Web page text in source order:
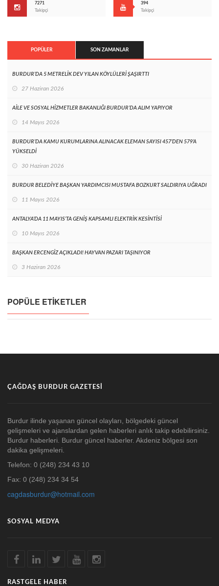
7271
Takipçi
394
Takipçi
POPÜLER SON ZAMANLAR
BURDUR’DA 5 METRELİK DEV YILAN KÖYLÜLERİ ŞAŞIRTTI
27 Haziran 2026
AİLE VE SOSYAL HİZMETLER BAKANLIĞI BURDUR’DA ALIM YAPIYOR
14 Mayıs 2026
BURDUR’DA KAMU KURUMLARINA ALINACAK ELEMAN SAYISI 457’DEN 579’A
YÜKSELDİ
30 Haziran 2026
BURDUR BELEDİYE BAŞKAN YARDIMCISI MUSTAFA BOZKURT SALDIRIYA UĞRADI
11 Mayıs 2026
ANTALYA’DA 11 MAYIS’TA GENİŞ KAPSAMLI ELEKTRİK KESİNTİSİ
10 Mayıs 2026
BAŞKAN ERCENGİZ AÇIKLADI! HAYVAN PAZARI TAŞINIYOR
3 Haziran 2026
POPÜLE ETIKETLER
ÇAĞDAŞ BURDUR GAZETESI
Burdur ilinde yaşanan güncel olayları, bölgedeki güncel
gelişmeleri ve ajanslardan gelen haberleri anlık takip edebilirsiniz.
Burdur haberleri. Burdur güncel haberler. Akdeniz bölgesi son
dakika gelişmeleri.
Telefon: 0 (248) 234 43 10
Fax: 0 (248) 234 34 54
cagdasburdur@hotmail.com
SOSYAL MEDYA
RASTGELE HABER